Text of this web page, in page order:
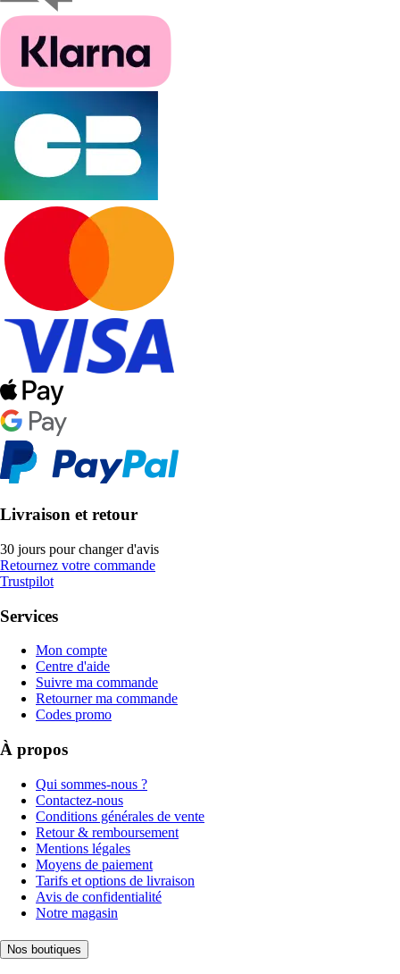
Livraison et retour
30 jours pour changer d'avis
Retournez votre commande
Trustpilot
Services
Mon compte
Centre d'aide
Suivre ma commande
Retourner ma commande
Codes promo
À propos
Qui sommes-nous ?
Contactez-nous
Conditions générales de vente
Retour & remboursement
Mentions légales
Moyens de paiement
Tarifs et options de livraison
Avis de confidentialité
Notre magasin
Nos boutiques